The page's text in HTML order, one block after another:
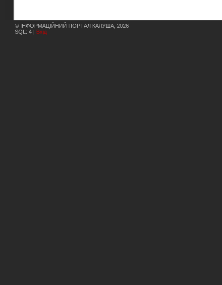
© ІНФОРМАЦІЙНИЙ ПОРТАЛ КАЛУША, 2026
SQL: 4 | Вхід